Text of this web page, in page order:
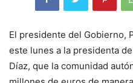
El presidente del Gobierno,
este lunes a la presidenta
Díaz, que la comunidad